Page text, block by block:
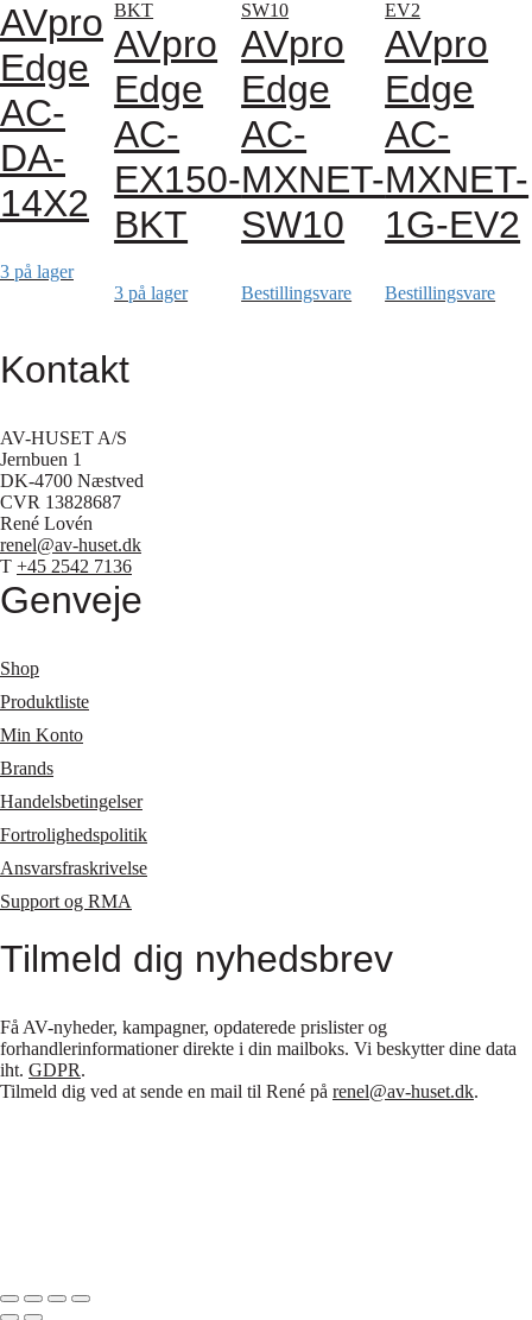
AVpro
Edge
AC-
DA-
14X2
3 på lager
AVpro
Edge
AC-
EX150-
BKT
3 på lager
AVpro
Edge
AC-
MXNET-
SW10
Bestillingsvare
AVpro
Edge
AC-
MXNET-
1G-EV2
Bestillingsvare
Kontakt
AV-HUSET A/S
Jernbuen 1
DK-4700 Næstved
CVR 13828687
René Lovén
renel@av-huset.dk
T +45 2542 7136
Genveje
Shop
Produktliste
Min Konto
Brands
Handelsbetingelser
Fortrolighedspolitik
Ansvarsfraskrivelse
Support og RMA
Tilmeld dig nyhedsbrev
Få AV-nyheder, kampagner, opdaterede prislister og
forhandlerinformationer direkte i din mailboks. Vi beskytter dine data
iht. GDPR.
Tilmeld dig ved at sende en mail til René på renel@av-huset.dk.